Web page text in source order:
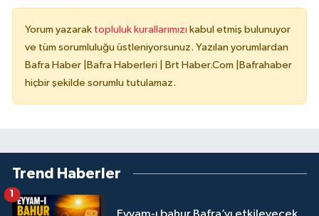
Yorum yazarak topluluk kurallarımızı kabul etmiş bulunuyor
ve tüm sorumluluğu üstleniyorsunuz. Yazılan yorumlardan
Bafra Haber |Bafra Haberleri | Brt Haber.Com |Bafrahaber
hiçbir şekilde sorumlu tutulamaz.
Trend Haberler
1